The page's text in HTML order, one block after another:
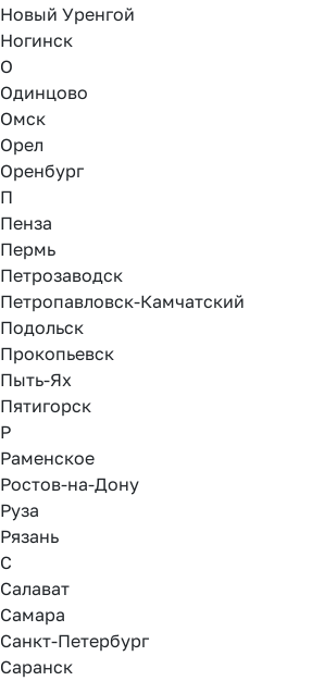
Новый Уренгой
Ногинск
О
Одинцово
Омск
Орел
Оренбург
П
Пенза
Пермь
Петрозаводск
Петропавловск-Камчатский
Подольск
Прокопьевск
Пыть-Ях
Пятигорск
Р
Раменское
Ростов-на-Дону
Руза
Рязань
С
Салават
Самара
Санкт-Петербург
Саранск